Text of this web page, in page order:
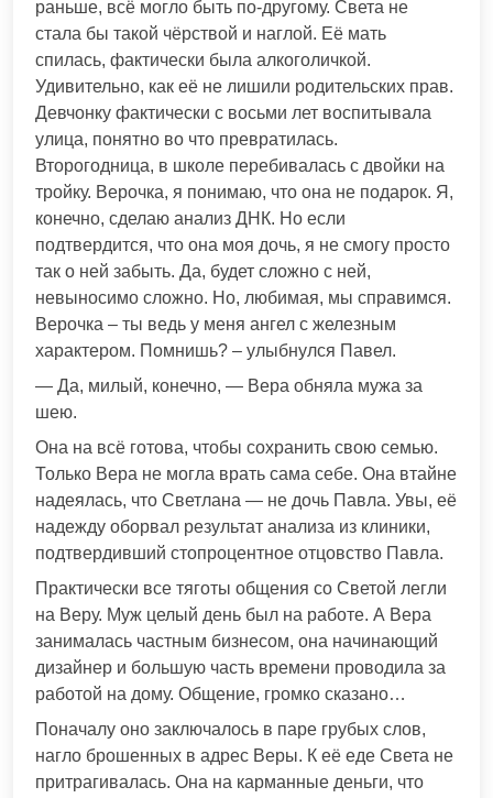
раньше, всё могло быть по-другому. Света не
стала бы такой чёрствой и наглой. Её мать
спилась, фактически была алкоголичкой.
Удивительно, как её не лишили родительских прав.
Девчонку фактически с восьми лет воспитывала
улица, понятно во что превратилась.
Второгодница, в школе перебивалась с двойки на
тройку. Верочка, я понимаю, что она не подарок. Я,
конечно, сделаю анализ ДНК. Но если
подтвердится, что она моя дочь, я не смогу просто
так о ней забыть. Да, будет сложно с ней,
невыносимо сложно. Но, любимая, мы справимся.
Верочка – ты ведь у меня ангел с железным
характером. Помнишь? – улыбнулся Павел.
— Да, милый, конечно, — Вера обняла мужа за
шею.
Она на всё готова, чтобы сохранить свою семью.
Только Вера не могла врать сама себе. Она втайне
надеялась, что Светлана — не дочь Павла. Увы, её
надежду оборвал результат анализа из клиники,
подтвердивший стопроцентное отцовство Павла.
Практически все тяготы общения со Светой легли
на Веру. Муж целый день был на работе. А Вера
занималась частным бизнесом, она начинающий
дизайнер и большую часть времени проводила за
работой на дому. Общение, громко сказано…
Поначалу оно заключалось в паре грубых слов,
нагло брошенных в адрес Веры. К её еде Света не
притрагивалась. Она на карманные деньги, что